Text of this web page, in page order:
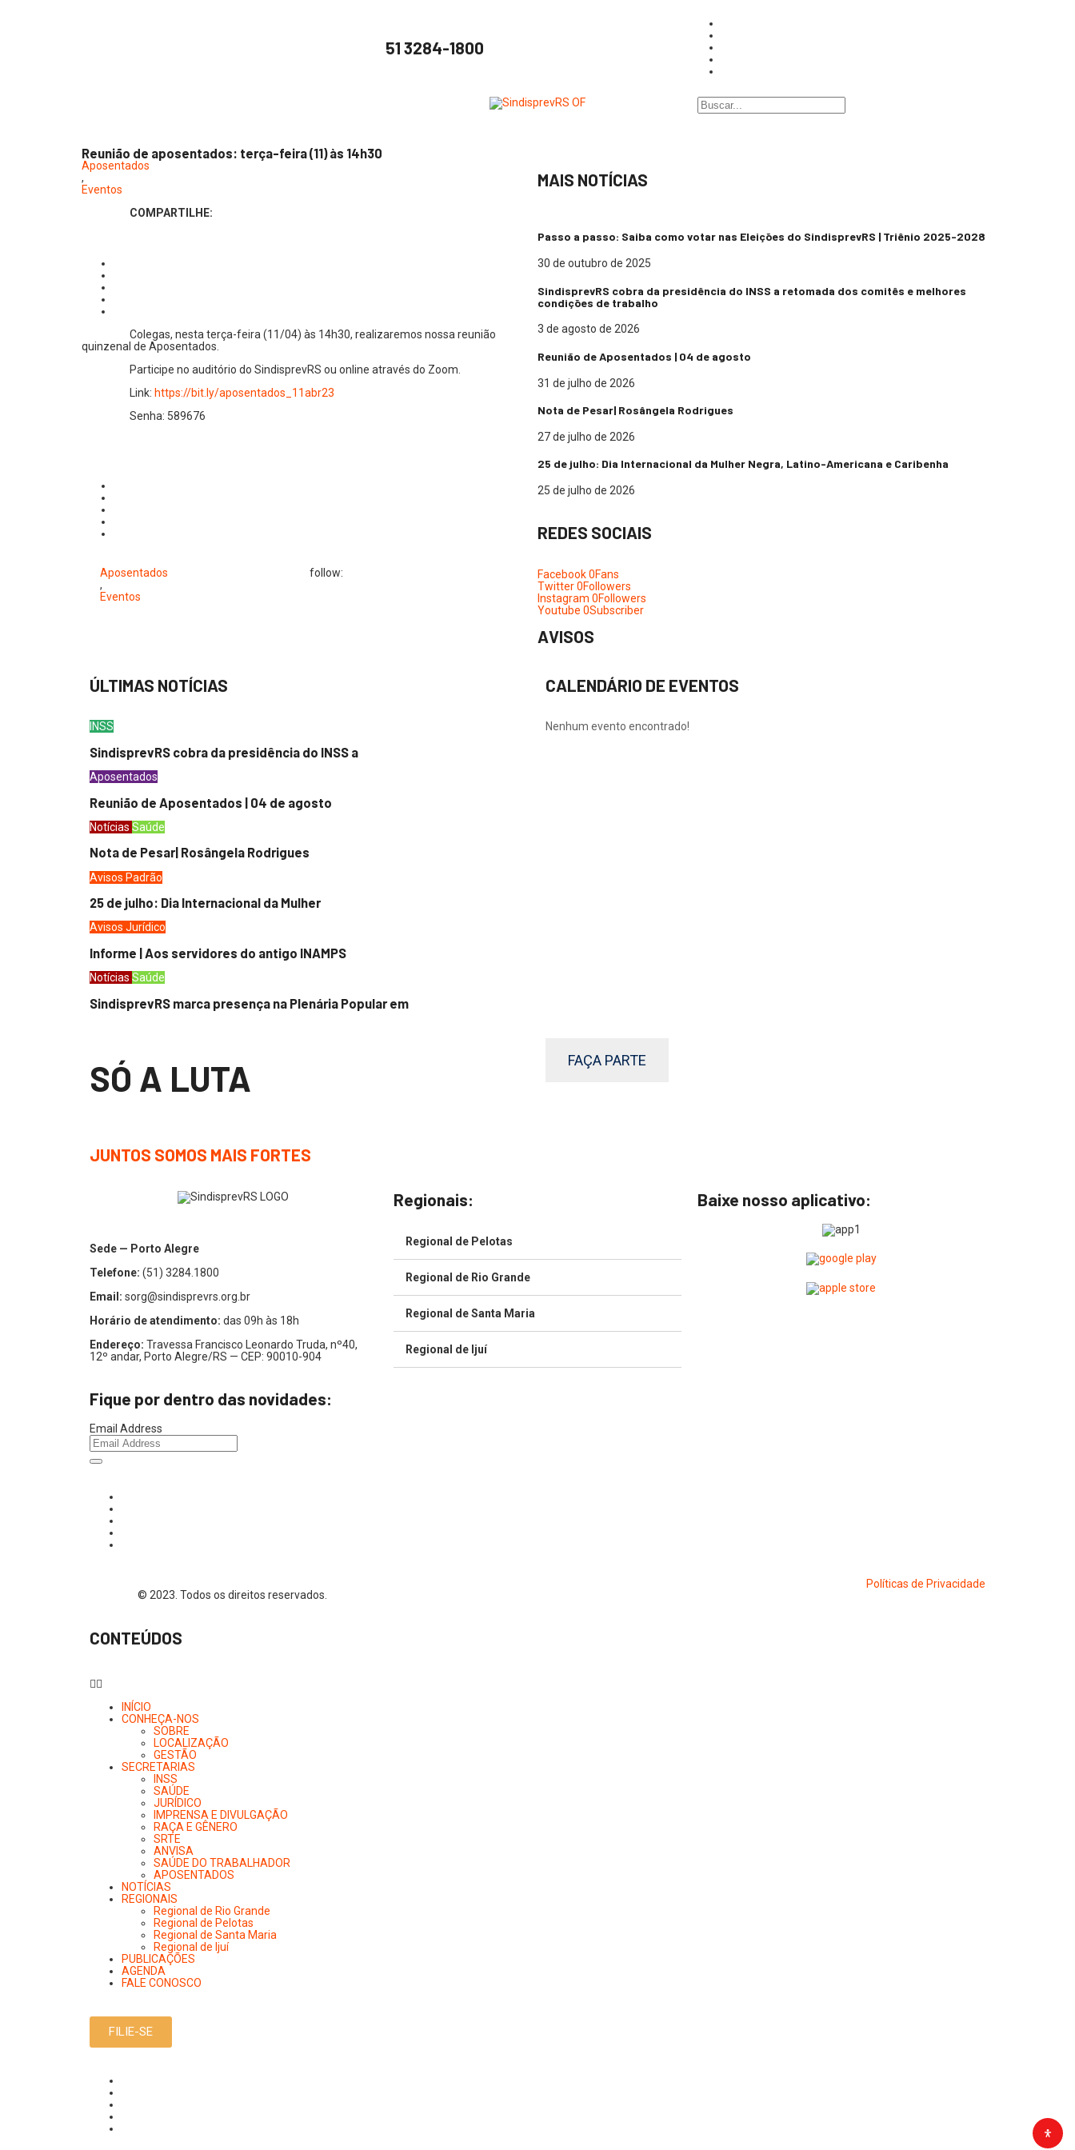
51 3284-1800
Reunião de aposentados: terça-feira (11) às 14h30
Aposentados
,
Eventos
COMPARTILHE:
Colegas, nesta terça-feira (11/04) às 14h30, realizaremos nossa reunião
quinzenal de Aposentados.
Participe no auditório do SindisprevRS ou online através do Zoom.
Link: https://bit.ly/aposentados_11abr23
Senha: 589676
Aposentados
,
Eventos
follow:
MAIS NOTÍCIAS
Passo a passo: Saiba como votar nas Eleições do SindisprevRS | Triênio 2025-2028
30 de outubro de 2025
SindisprevRS cobra da presidência do INSS a retomada dos comitês e melhores
condições de trabalho
3 de agosto de 2026
Reunião de Aposentados | 04 de agosto
31 de julho de 2026
Nota de Pesar| Rosângela Rodrigues
27 de julho de 2026
25 de julho: Dia Internacional da Mulher Negra, Latino-Americana e Caribenha
25 de julho de 2026
REDES SOCIAIS
Facebook0Fans
Twitter0Followers
Instagram 0Followers
Youtube 0Subscriber
AVISOS
ÚLTIMAS NOTÍCIAS
INSS
SindisprevRS cobra da presidência do INSS a
Aposentados
Reunião de Aposentados | 04 de agosto
Notícias Saúde
Nota de Pesar| Rosângela Rodrigues
Avisos Padrão
25 de julho: Dia Internacional da Mulher
Avisos Jurídico
Informe | Aos servidores do antigo INAMPS
Notícias Saúde
SindisprevRS marca presença na Plenária Popular em
CALENDÁRIO DE EVENTOS
Nenhum evento encontrado!
SÓ A LUTA
JUNTOS SOMOS MAIS FORTES
FAÇA PARTE
Sede — Porto Alegre
Telefone: (51) 3284.1800
Email: sorg@sindisprevrs.org.br
Horário de atendimento: das 09h às 18h
Endereço: Travessa Francisco Leonardo Truda, nº40,
12º andar, Porto Alegre/RS — CEP: 90010-904
Fique por dentro das novidades:
Email Address
Regionais:
Regional de Pelotas
Regional de Rio Grande
Regional de Santa Maria
Regional de Ijuí
Baixe nosso aplicativo:
© 2023. Todos os direitos reservados.
Políticas de Privacidade
CONTEÚDOS
INÍCIO
CONHEÇA-NOS
SOBRE
LOCALIZAÇÃO
GESTÃO
SECRETARIAS
INSS
SAÚDE
JURÍDICO
IMPRENSA E DIVULGAÇÃO
RAÇA E GÊNERO
SRTE
ANVISA
SAÚDE DO TRABALHADOR
APOSENTADOS
NOTÍCIAS
REGIONAIS
Regional de Rio Grande
Regional de Pelotas
Regional de Santa Maria
Regional de Ijuí
PUBLICAÇÕES
AGENDA
FALE CONOSCO
FILIE-SE